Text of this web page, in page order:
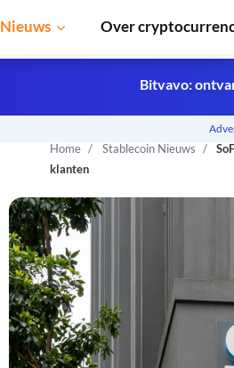
Nieuws Over
Home Stablecoin Nieuws
klanten
Bitvavo: